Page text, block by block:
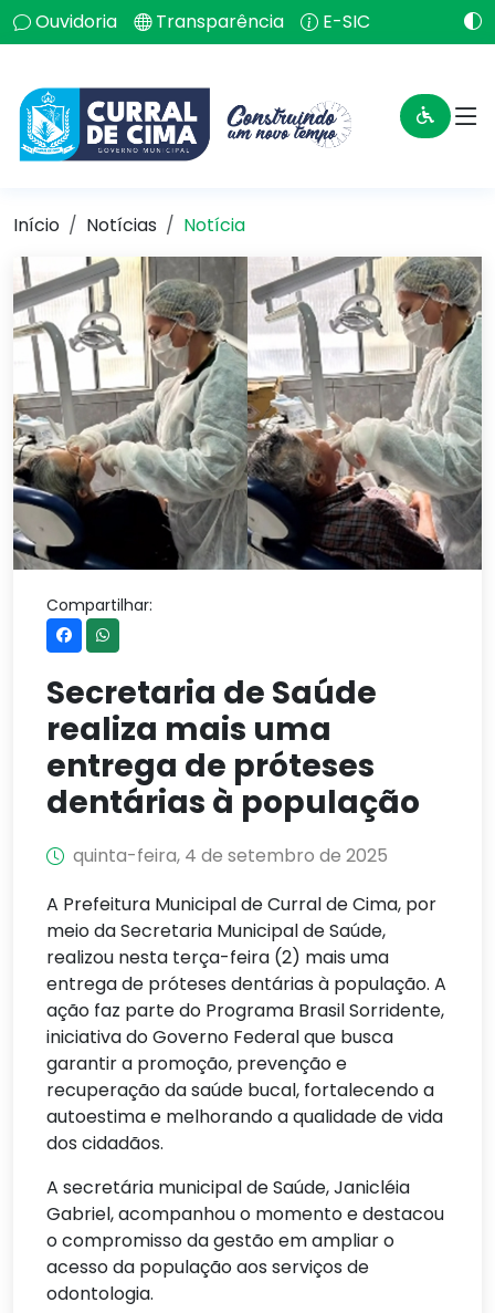
Ouvidoria Transparência E-SIC
Início Notícias Notícia
Compartilhar:
Secretaria de Saúde
realiza mais uma
entrega de próteses
dentárias à população
quinta-feira, 4 de setembro de 2025
A Prefeitura Municipal de Curral de Cima, por
meio da Secretaria Municipal de Saúde,
realizou nesta terça-feira (2) mais uma
entrega de próteses dentárias à população. A
ação faz parte do Programa Brasil Sorridente,
iniciativa do Governo Federal que busca
garantir a promoção, prevenção e
recuperação da saúde bucal, fortalecendo a
autoestima e melhorando a qualidade de vida
dos cidadãos.
A secretária municipal de Saúde, Janicléia
Gabriel, acompanhou o momento e destacou
o compromisso da gestão em ampliar o
acesso da população aos serviços de
odontologia.